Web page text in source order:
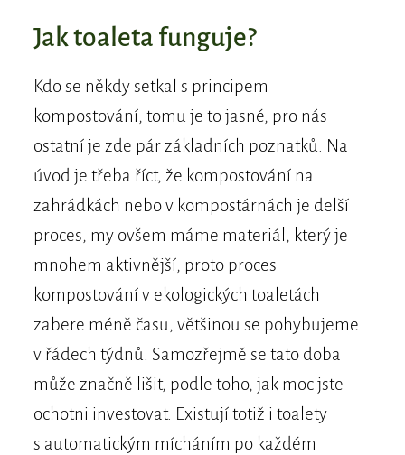
Jak toaleta funguje?
Kdo se někdy setkal s principem
kompostování, tomu je to jasné, pro nás
ostatní je zde pár základních poznatků. Na
úvod je třeba říct, že kompostování na
zahrádkách nebo v kompostárnách je delší
proces, my ovšem máme materiál, který je
mnohem aktivnější, proto proces
kompostování v ekologických toaletách
zabere méně času, většinou se pohybujeme
v řádech týdnů. Samozřejmě se tato doba
může značně lišit, podle toho, jak moc jste
ochotni investovat. Existují totiž i toalety
s automatickým mícháním po každém